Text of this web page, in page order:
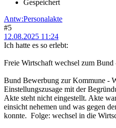
Gespeichert
Antw:Personalakte
#5
12.08.2025 11:24
Ich hatte es so erlebt:
Freie Wirtschaft wechsel zum
Bund Bewerbung zur Kommune -
Einstellungszusage mit der
Akte steht nicht eingestellt. Akte
einsicht nehemen und was gegen
konnte. Folge: wechsel in die